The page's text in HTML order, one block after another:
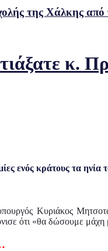
της Χάλκης
κ.
ενός κράτους τα ηνία
Κυριάκος
ότι «θα δώσουμε